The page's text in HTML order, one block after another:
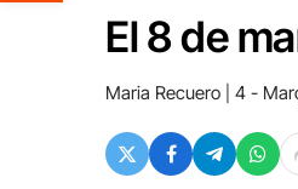
El 8 de
Maria Recuero 4 -